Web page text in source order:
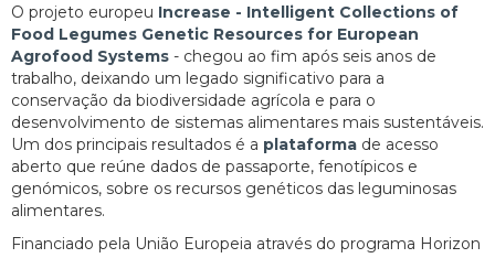
O projeto europeu Increase - Intelligent Collections of
Food Legumes Genetic Resources for European
Agrofood Systems - chegou ao fim após seis anos de
trabalho, deixando um legado significativo para a
conservação da biodiversidade agrícola e para o
desenvolvimento de sistemas alimentares mais sustentáveis.
Um dos principais resultados é a plataforma de acesso
aberto que reúne dados de passaporte, fenotípicos e
genómicos, sobre os recursos genéticos das leguminosas
alimentares.
Financiado pela União Europeia através do programa Horizon